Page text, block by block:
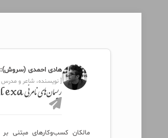
هادی احمدی (سروش):
[ نویسنده، شاعر و مدرس ITIL ]
ریسمان‌های نامرئی Alexa!
مالکان کسب‌وکارهای مبتنی